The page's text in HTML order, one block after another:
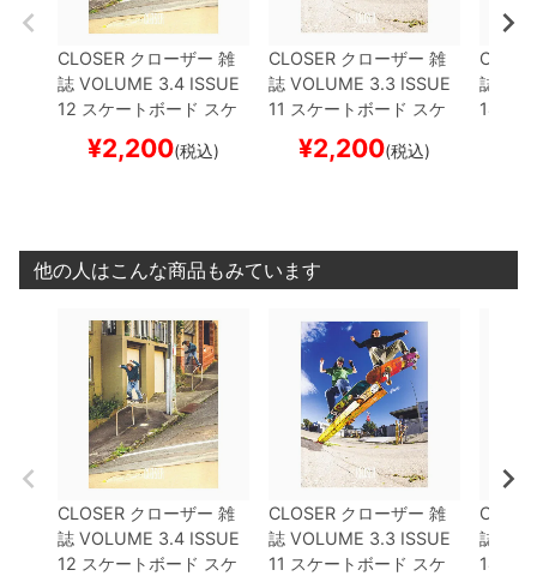
CLOSER クローザー 雑
誌 VOLUME 3.4 ISSUE
12 スケートボード スケ
ボー
¥2,200(税込)
CLOSER クローザー 雑
誌 VOLUME 3.3 ISSUE
11 スケートボード スケ
ボー
¥2,200(税込)
誌
14
他の人はこんな商品もみています
CLOSER クローザー 雑
誌 VOLUME 3.4 ISSUE
12 スケートボード スケ
CLOSER クローザー 雑
誌 VOLUME 3.3 ISSUE
11 スケートボード スケ
誌
14